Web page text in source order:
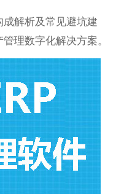
解析及常见避坑建
理数字化解决方案。